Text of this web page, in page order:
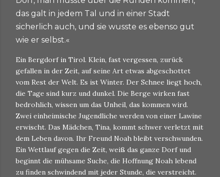
das galt in jedem Tal und in einer Stadt
sicherlich auch, und sie wusste es ebenso gut
wie er selbst.«
Ein Bergdorf in Tirol. Klein, fast vergessen, zurück
gefallen in der Zeit, auf seine Art etwas abgeschottet
vom Rest der Welt. Es ist Winter. Der Schnee liegt hoch,
die Tage sind kurz und dunkel. Die Berge wirken fast
bedrohlich, wissen um das Unheil, das kommen wird.
Zwei einheimische Jugendliche werden von einer Lawine
erwischt. Das Mädchen, Tina, kommt schwer verletzt mit
dem Leben davon. Ihr Freund Noah bleibt verschwunden.
Ein Wettlauf gegen die Zeit, weiß das ganze Dorf und
beginnt die mühsame Suche, die Hoffnung Noah lebend
zu finden schwindend mit jeder Stunde, die verstreicht.